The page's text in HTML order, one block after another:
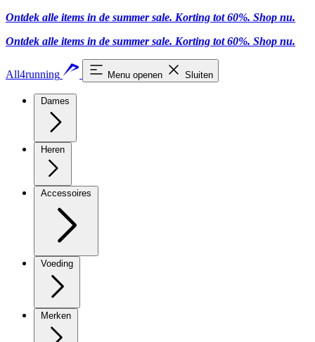
Ontdek alle items in de summer sale. Korting tot 60%. Shop nu.
Ontdek alle items in de summer sale. Korting tot 60%. Shop nu.
All4running Menu openen Sluiten
Dames
Heren
Accessoires
Voeding
Merken